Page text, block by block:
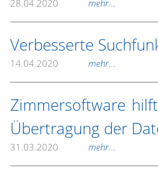
28.04.2020 mehr...
Verbesserte
14.04.2020 mehr...
Zimmersoftware
Übertragung der
31.03.2020 mehr...